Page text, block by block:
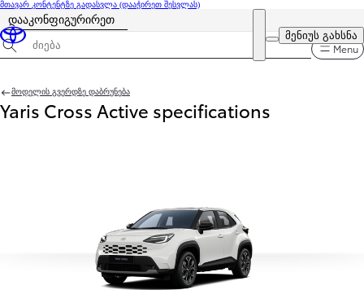
მთავარ კონტენტზე გადასვლა (დააჭირეთ შესვლას)
DEALER NAME
მენიუს გახსნა
ფასი განახლებულია თქვენი კონფიგურაციის ფასია 60 300 ₾
დააკონფიგურირეთ
სპეციფიკაციების ძიება Menu
მოდელის გვერდზე დაბრუნება
Yaris Cross Active specifications